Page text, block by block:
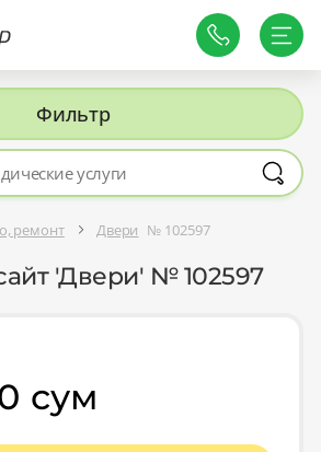
Фильтр
ремонт Двери № 102597
'Двери' № 102597
сум